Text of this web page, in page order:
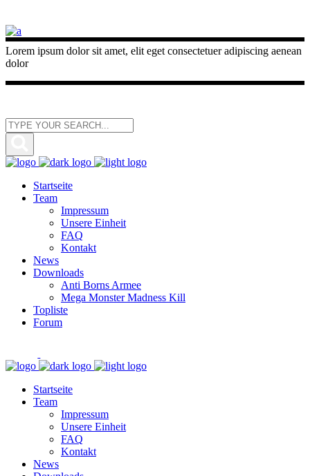
Lorem ipsum dolor sit amet, elit eget consectetuer adipiscing aenean
dolor
Startseite
Team
Impressum
Unsere Einheit
FAQ
Kontakt
News
Downloads
Anti Borns Armee
Mega Monster Madness Kill
Topliste
Forum
Startseite
Team
Impressum
Unsere Einheit
FAQ
Kontakt
News